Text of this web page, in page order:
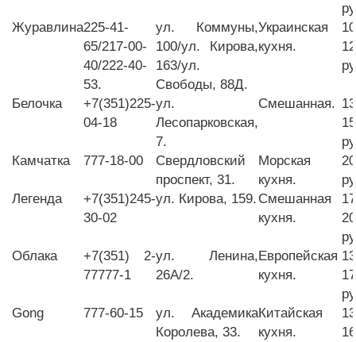
Журавлина225-41-
65/217-00-
40/222-40-
53.
ул. Коммуны,
100/ул. Кирова,
163/ул.
Свободы, 88Д.
Украинская
кухня.
Белочка
+7(351)225-
04-18
ул.
Лесопарковская,
7.
Смешанная.
Камчатка
777-18-00
Свердловский
проспект, 31.
Морская
кухня.
Легенда
+7(351)245-
30-02
ул. Кирова, 159. Смешанная
кухня.
Облака
+7(351) 2-
77777-1
ул. Ленина,
26А/2.
Европейская
кухня.
Gong
777-60-15
ул. Академика
Королева, 33.
Китайская
кухня.